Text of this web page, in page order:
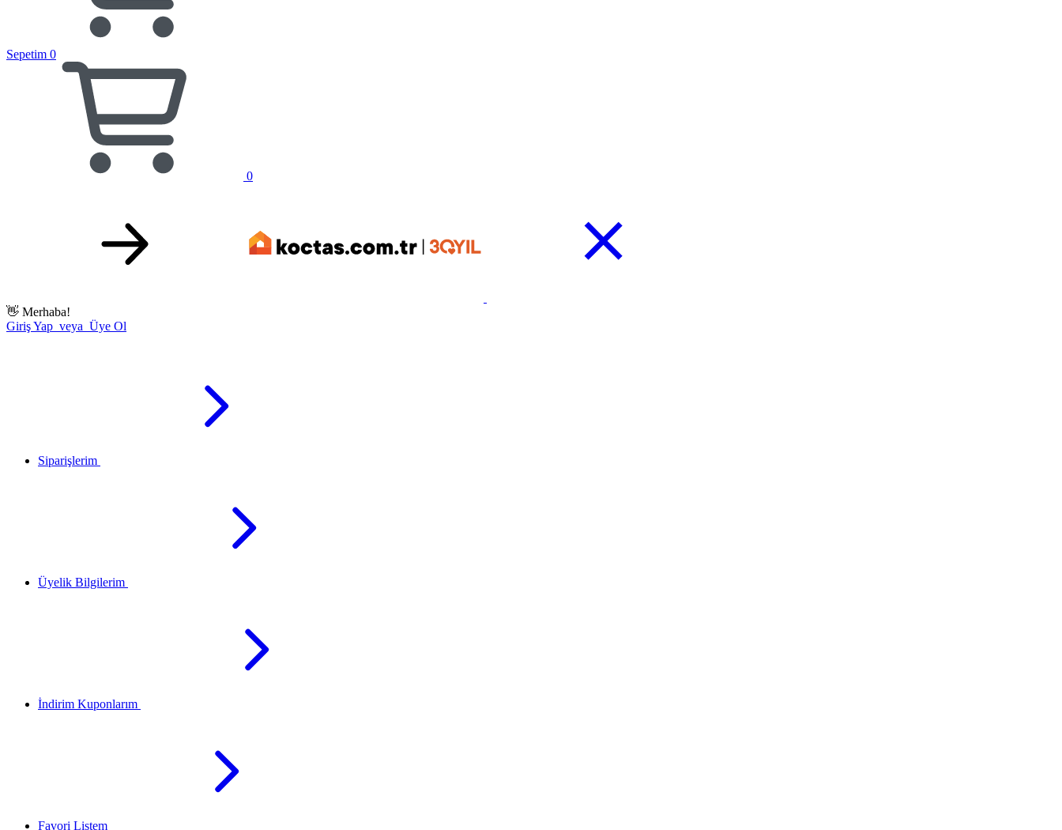
Sepetim 0
0
👋 Merhaba!
Giriş Yap veya Üye Ol
Siparişlerim
Üyelik Bilgilerim
İndirim Kuponlarım
Favori Listem